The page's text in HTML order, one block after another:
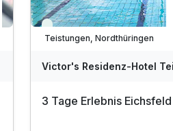
WAR
202
Viele Termine frei
Teistungen, Nordthüringen
Victor's Residenz-Hotel
3 Tage Erlebnis